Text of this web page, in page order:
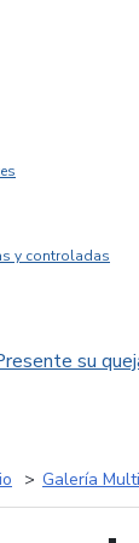
y controladas
su
Galería